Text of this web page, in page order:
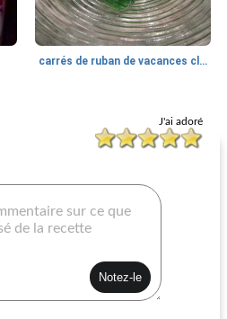
carrés de ruban de vacances classiques (jello)
salade de duvet
J'ai adoré